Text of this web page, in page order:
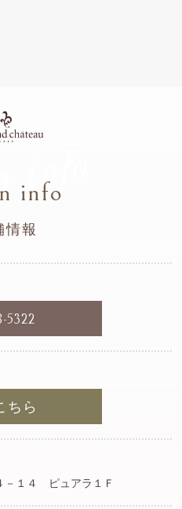
info
info
情報
5322
ちら
－１４ ピュアラ１Ｆ